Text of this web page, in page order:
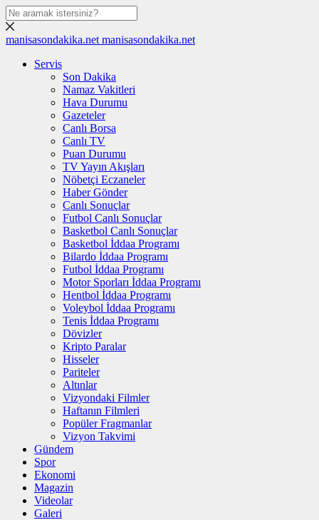
manisasondakika.net manisasondakika.net
Servis
Son Dakika
Namaz Vakitleri
Hava Durumu
Gazeteler
Canlı Borsa
Canlı TV
Puan Durumu
TV Yayın Akışları
Nöbetçi Eczaneler
Haber Gönder
Canlı Sonuçlar
Futbol Canlı Sonuçlar
Basketbol Canlı Sonuçlar
Basketbol İddaa Programı
Bilardo İddaa Programı
Futbol İddaa Programı
Motor Sporları İddaa Programı
Hentbol İddaa Programı
Voleybol İddaa Programı
Tenis İddaa Programı
Dövizler
Kripto Paralar
Hisseler
Pariteler
Altınlar
Vizyondaki Filmler
Haftanın Filmleri
Popüler Fragmanlar
Vizyon Takvimi
Gündem
Spor
Ekonomi
Magazin
Videolar
Galeri